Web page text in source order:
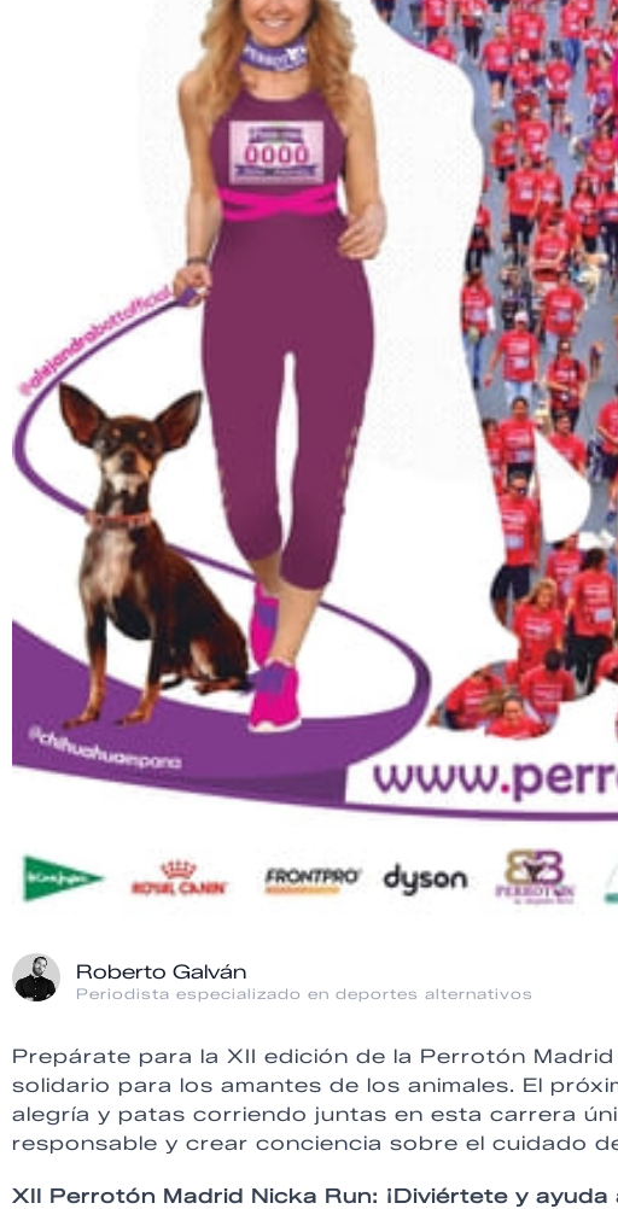
Roberto Galván
Periodista especializado en deportes alternativos
Prepárate para la XII edición de la Perrotón Madrid
solidario para los amantes de los animales. El
alegría y patas corriendo juntas en esta carrera
responsable y crear conciencia sobre el cuidado
XII Perrotón Madrid Nicka Run: ¡Diviértete y